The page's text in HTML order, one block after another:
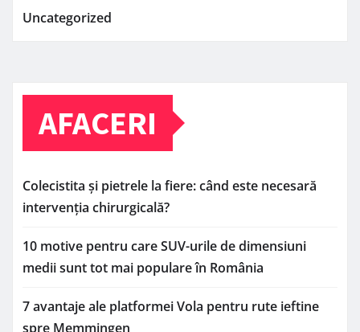
Uncategorized
AFACERI
Colecistita și pietrele la fiere: când este necesară
intervenția chirurgicală?
10 motive pentru care SUV-urile de dimensiuni
medii sunt tot mai populare în România
7 avantaje ale platformei Vola pentru rute ieftine
spre Memmingen